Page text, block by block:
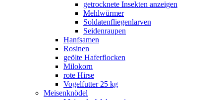
getrocknete Insekten anzeigen
Mehlwürmer
Soldatenfliegenlarven
Seidenraupen
Hanfsamen
Rosinen
geölte Haferflocken
Milokorn
rote Hirse
Vogelfutter 25 kg
Meisenknödel